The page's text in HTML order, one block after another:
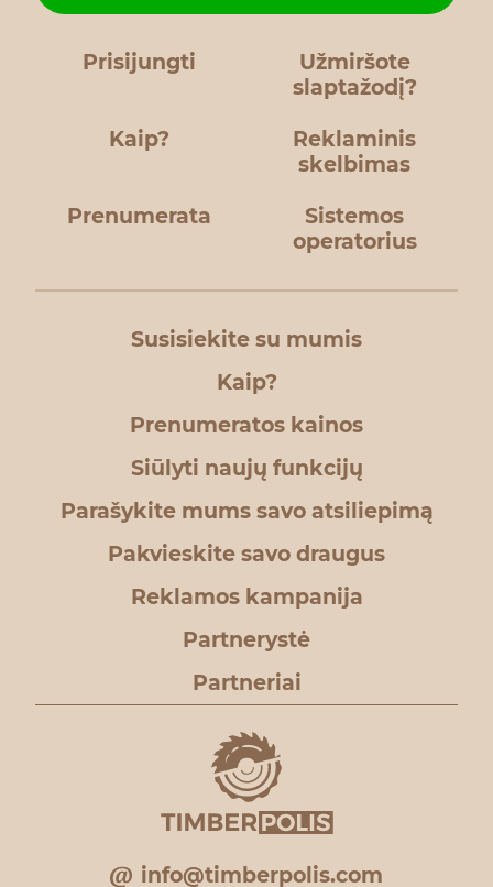
Prisijungti
Užmiršote
slaptažodį?
Kaip?
Reklaminis
skelbimas
Prenumerata
Sistemos
operatorius
Susisiekite su mumis
Kaip?
Prenumeratos kainos
Siūlyti naujų funkcijų
Parašykite mums savo atsiliepimą
Pakvieskite savo draugus
Reklamos kampanija
Partnerystė
Partneriai
info@timberpolis.com